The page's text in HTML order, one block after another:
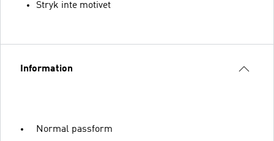
Stryk inte motivet
Information
Normal passform